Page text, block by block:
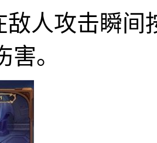
敌人攻击瞬间
。